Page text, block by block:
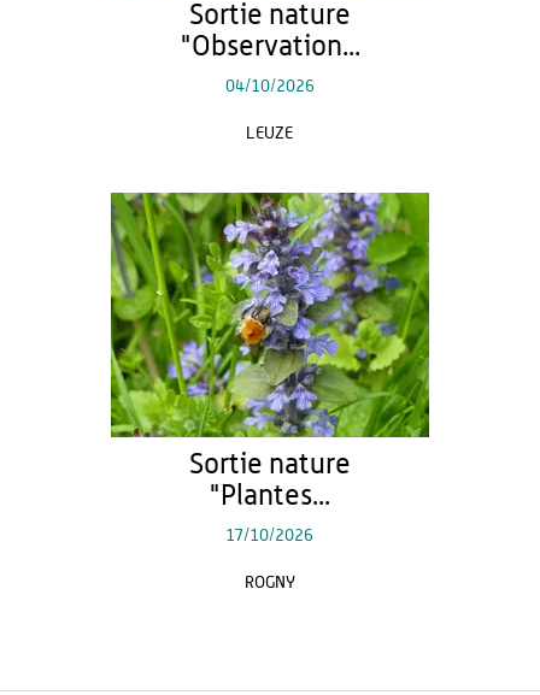
Sortie nature
"Observation...
04/10/2026
LEUZE
Sortie nature
"Plantes...
17/10/2026
ROGNY